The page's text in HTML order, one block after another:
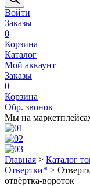
Войти
Заказы
0
Корзина
Каталог
Мой аккаунт
Заказы
0
Корзина
Обр. звонок
Мы на
Главная > Каталог
Отвертки* >
отвёртка-вороток